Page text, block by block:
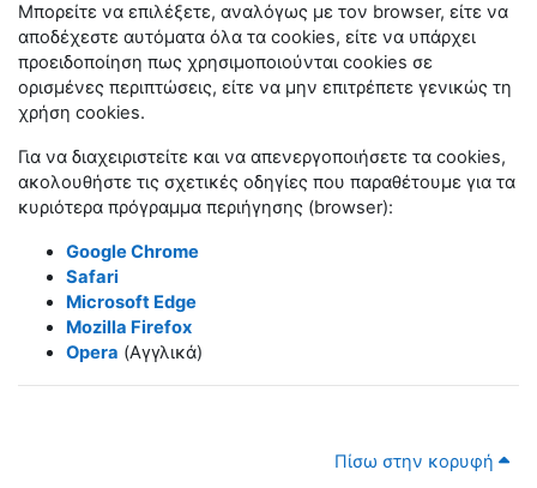
Μπορείτε να επιλέξετε, αναλόγως με τον browser, είτε να
αποδέχεστε αυτόματα όλα τα cookies, είτε να υπάρχει
προειδοποίηση πως χρησιμοποιούνται cookies σε
ορισμένες περιπτώσεις, είτε να μην επιτρέπετε γενικώς τη
χρήση cookies.
Για να διαχειριστείτε και να απενεργοποιήσετε τα cookies,
ακολουθήστε τις σχετικές οδηγίες που παραθέτουμε για τα
κυριότερα πρόγραμμα περιήγησης (browser):
Google Chrome
Safari
Microsoft Edge
Mozilla Firefox
Opera (Αγγλικά)
Πίσω στην κορυφή